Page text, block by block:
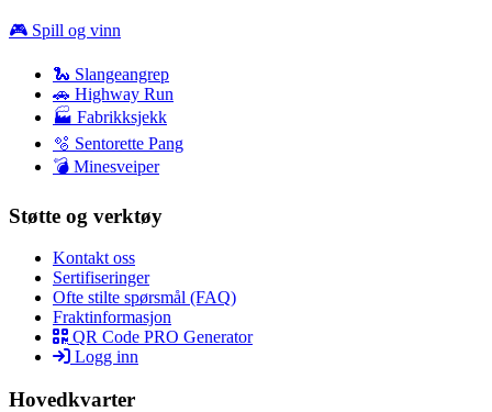
🎮 Spill og vinn
🐍 Slangeangrep
🚗 Highway Run
🏭 Fabrikksjekk
🫧 Sentorette Pang
💣 Minesveiper
Støtte og verktøy
Kontakt oss
Sertifiseringer
Ofte stilte spørsmål (FAQ)
Fraktinformasjon
QR Code PRO Generator
Logg inn
Hovedkvarter